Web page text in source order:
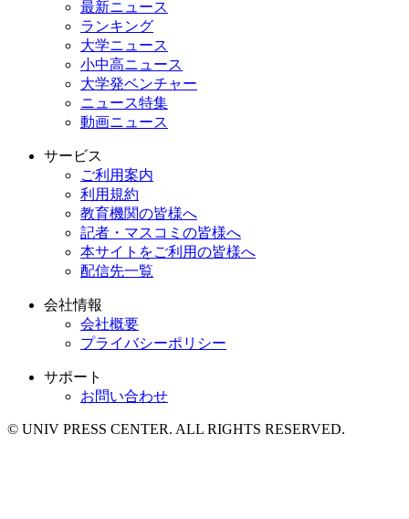
最新ニュース
ランキング
大学ニュース
小中高ニュース
大学発ベンチャー
ニュース特集
動画ニュース
サービス
ご利用案内
利用規約
教育機関の皆様へ
記者・マスコミの皆様へ
本サイトをご利用の皆様へ
配信先一覧
会社情報
会社概要
プライバシーポリシー
サポート
お問い合わせ
© UNIV PRESS CENTER. ALL RIGHTS RESERVED.